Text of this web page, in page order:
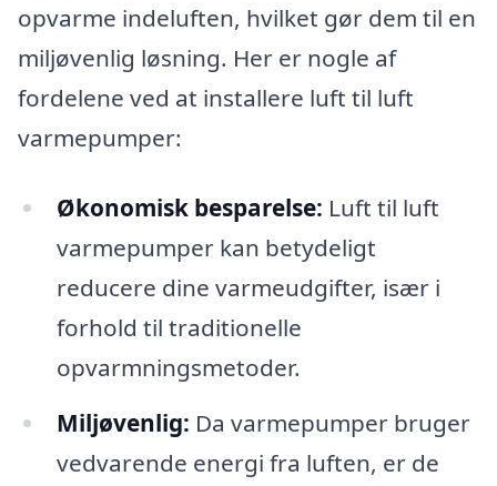
opvarme indeluften, hvilket gør dem til en
miljøvenlig løsning. Her er nogle af
fordelene ved at installere luft til luft
varmepumper:
Økonomisk besparelse: Luft til luft
varmepumper kan betydeligt
reducere dine varmeudgifter, især i
forhold til traditionelle
opvarmningsmetoder.
Miljøvenlig: Da varmepumper bruger
vedvarende energi fra luften, er de